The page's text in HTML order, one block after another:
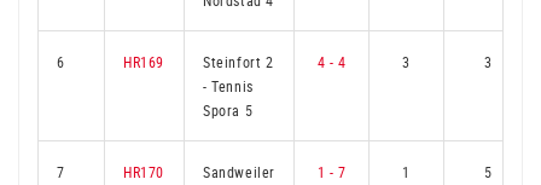
6 HR169
Steinfort 2
-Tennis
Spora 5
4 - 4 3 3
7 HR170
Sandweiler
1 - 7 1 5